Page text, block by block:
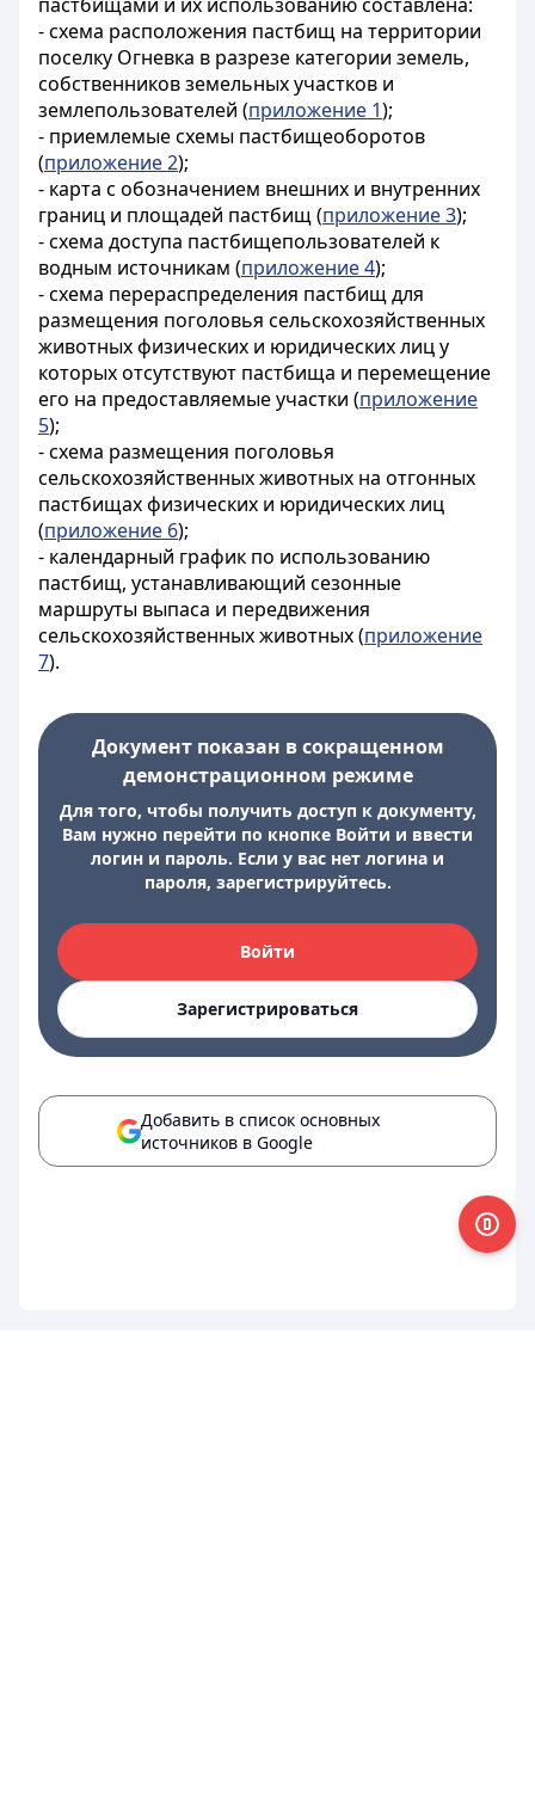
- схема расположения пастбищ на территории
поселку Огневка в разрезе категории земель,
собственников земельных участков и
землепользователей (приложение 1);
- приемлемые схемы пастбищеоборотов
(приложение 2);
- карта с обозначением внешних и внутренних
границ и площадей пастбищ (приложение 3);
- схема доступа пастбищепользователей к
водным источникам (приложение 4);
- схема перераспределения пастбищ для
размещения поголовья сельскохозяйственных
животных физических и юридических лиц у
которых отсутствуют пастбища и перемещение
его на предоставляемые участки (приложение
5);
- схема размещения поголовья
сельскохозяйственных животных на отгонных
пастбищах физических и юридических лиц
(приложение 6);
- календарный график по использованию
пастбищ, устанавливающий сезонные
маршруты выпаса и передвижения
сельскохозяйственных животных (приложение
7).
Документ показан в сокращенном
демонстрационном режиме
Для того, чтобы получить доступ к документу,
Вам нужно перейти по кнопке Войти и ввести
логин и пароль. Если у вас нет логина и
пароля, зарегистрируйтесь.
Войти
Зарегистрироваться
Добавить в список основных
источников в Google